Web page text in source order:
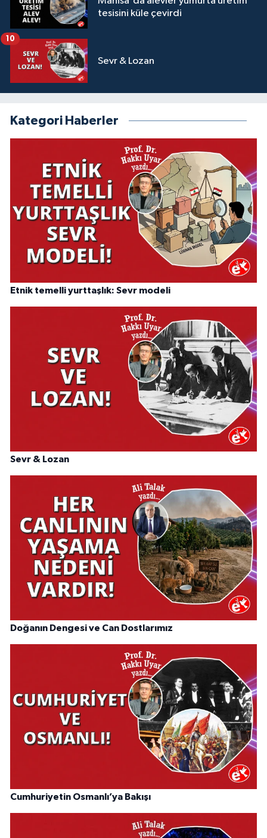
tesisini küle çevirdi
Sevr & Lozan
10
Kategori Haberler
Etnik temelli yurttaşlık: Sevr modeli
Sevr & Lozan
Doğanın Dengesi ve Can Dostlarımız
Cumhuriyetin Osmanlı’ya Bakışı